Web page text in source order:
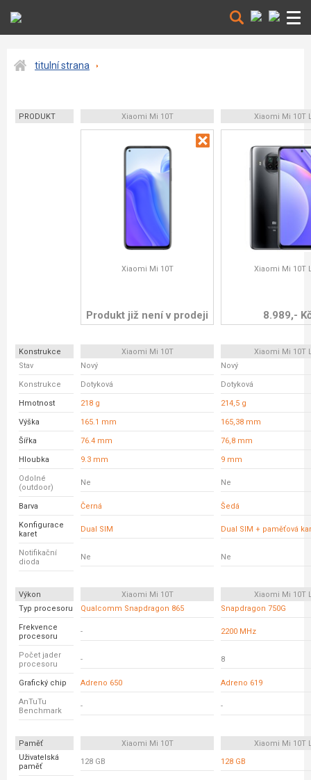
titulní strana
PRODUKT Xiaomi Mi 10T Xiaomi Mi 10T
Xiaomi Mi 10T
Produkt již není v prodeji
Xiaomi Mi 10T
8.989,-
Konstrukce Xiaomi Mi 10T
Xiaomi Mi 10T
Stav
Nový Nový
Konstrukce Dotyková Dotyková
Hmotnost 218 g 214,5 g
Výška 165.1 mm 165,38 mm
Šířka 76.4 mm 76,8 mm
Hloubka 9.3 mm 9 mm
Odolné
(outdoor)
Ne Ne
Barva Černá Šedá
Konfigurace
karet
Dual SIM Dual SIM + paměťová
Notifikační
dioda
Ne Ne
Výkon Xiaomi Mi 10T
Xiaomi Mi 10T
Typ procesoru
Qualcomm Snapdragon 865 Snapdragon 750G
Frekvence
procesoru
- 2200 MHz
Počet jader
procesoru
- 8
Grafický chip Adreno 650 Adreno 619
AnTuTu
Benchmark
- -
Paměť Xiaomi Mi 10T
Xiaomi Mi 10T
Uživatelská
paměť
128 GB 128 GB